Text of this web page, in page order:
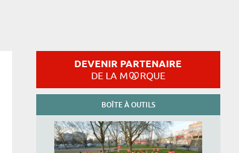
DEVENIR PARTENAIRE
DE LA M RQUE
BOÎTE À OUTILS